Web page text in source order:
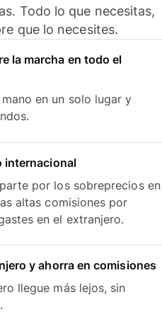
Todo lo que necesitas,
que lo necesites.
la marcha en todo el
en un solo lugar y
internacional
por los sobreprecios en
altas comisiones por
en el extranjero.
y ahorra en comisiones
llegue más lejos, sin